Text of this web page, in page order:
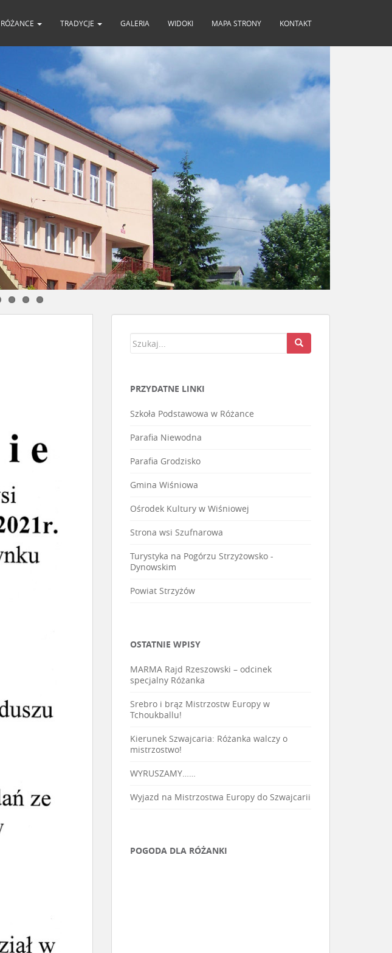
TRADYCJE GALERIA WIDOKI MAPA STRONY KONTAKT
PRZYDATNE LINKI
Szkoła Podstawowa w Różance
Parafia Niewodna
Parafia Grodzisko
Gmina Wiśniowa
Ośrodek Kultury w Wiśniowej
Strona wsi Szufnarowa
Turystyka na Pogórzu Strzyżowsko -
Dynowskim
Powiat Strzyżów
OSTATNIE WPISY
MARMA Rajd Rzeszowski – odcinek
specjalny Różanka
Srebro i brąz Mistrzostw Europy w
Tchoukballu!
Kierunek Szwajcaria: Różanka walczy o
mistrzostwo!
WYRUSZAMY……
Wyjazd na Mistrzostwa Europy do Szwajcarii
POGODA DLA RÓŻANKI